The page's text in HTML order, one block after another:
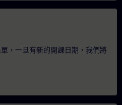
，一旦有新的開課日期，我們將